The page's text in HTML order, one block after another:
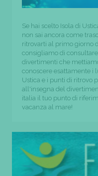
Se hai scelto Isola di
non sai ancora come
ritrovarti al primo giorno
consigliamo di consultare
divertimenti che
conoscere esattamente i
Ustica e i punti di ritrovo
all'insegna del
italia il tuo punto di
vacanza al mare!